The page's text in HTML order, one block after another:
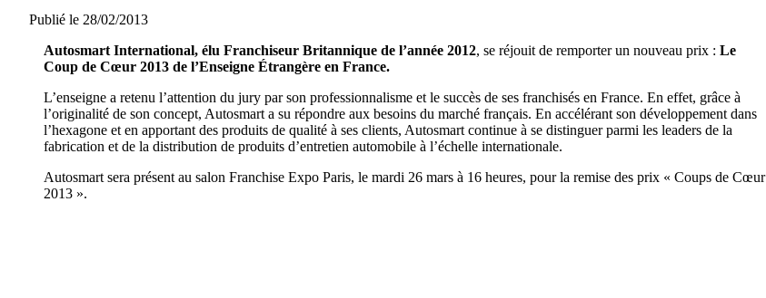
Publié le 28/02/2013
Autosmart International, élu Franchiseur Britannique de l’année 2012, se réjouit de remporter un nouveau prix : Le
Coup de Cœur 2013 de l’Enseigne Étrangère en France.
L’enseigne a retenu l’attention du jury par son professionnalisme et le succès de ses franchisés en France. En effet, grâce à
l’originalité de son concept, Autosmart a su répondre aux besoins du marché français. En accélérant son développement dans
l’hexagone et en apportant des produits de qualité à ses clients, Autosmart continue à se distinguer parmi les leaders de la
fabrication et de la distribution de produits d’entretien automobile à l’échelle internationale.
Autosmart sera présent au salon Franchise Expo Paris, le mardi 26 mars à 16 heures, pour la remise des prix « Coups de Cœur
2013 ».